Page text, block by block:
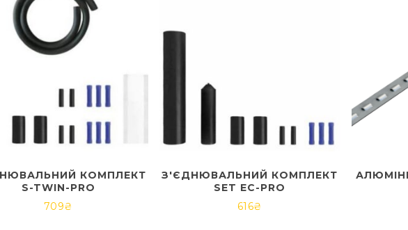
КОМПЛЕКТ
S-TWIN-PRO
709₴
З'ЄДНЮВАЛЬНИЙ КОМПЛЕКТ
SET EC-PRO
616₴